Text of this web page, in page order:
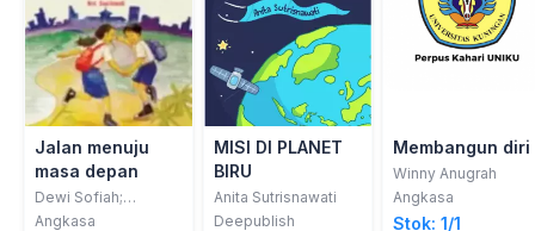
Jalan menuju
masa depan
Dewi Sofiah;
Susilawati
Angkasa
MISI DI PLANET
BIRU
Anita Sutrisnawati
Deepublish
Membangun diri
Winny Anugrah
Angkasa
Stok: 1/1